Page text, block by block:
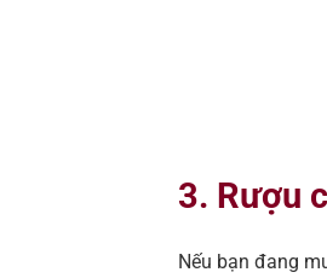
3. Rượu
Nếu bạn đang